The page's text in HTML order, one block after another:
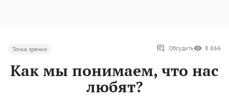
Точка зрения Обсудить 8 866
Как мы понимаем, что нас
любят?